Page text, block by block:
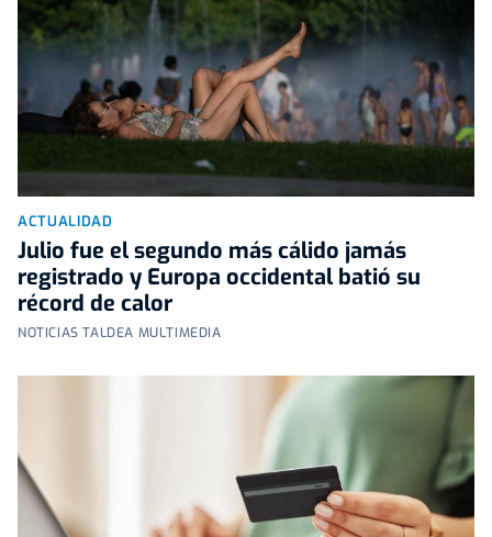
ACTUALIDAD
Julio fue el segundo más cálido jamás
registrado y Europa occidental batió su
récord de calor
NOTICIAS TALDEA MULTIMEDIA